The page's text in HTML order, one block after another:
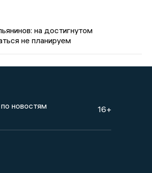
на достигнутом
не планируем
новостям 16+